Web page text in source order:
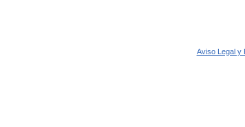
Aviso Legal y